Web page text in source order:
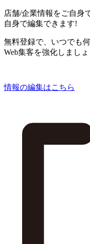
店舗/企業情報をご自身
自身で編集できます!
無料登録で、いつでも
Web集客を強化しましょ
情報の編集はこちら